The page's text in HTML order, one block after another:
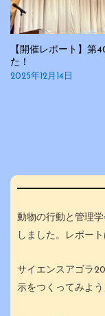
【開催レポート】第
た！
2025年12月14日
動物の行動と管理
しました。レポート
サイエンスアゴラ
示をつくってみよう